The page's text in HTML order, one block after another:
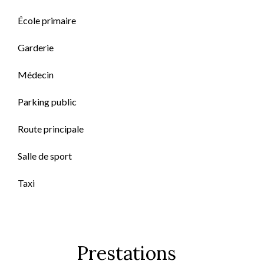
École primaire
Garderie
Médecin
Parking public
Route principale
Salle de sport
Taxi
Prestations